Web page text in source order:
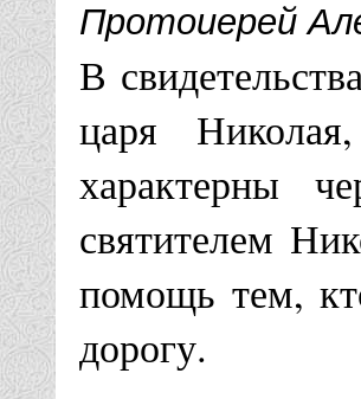
Храм
Кузино
Мужской
Протоиерей
В
царя
характерны
святителем
помощь тем,
дорогу.